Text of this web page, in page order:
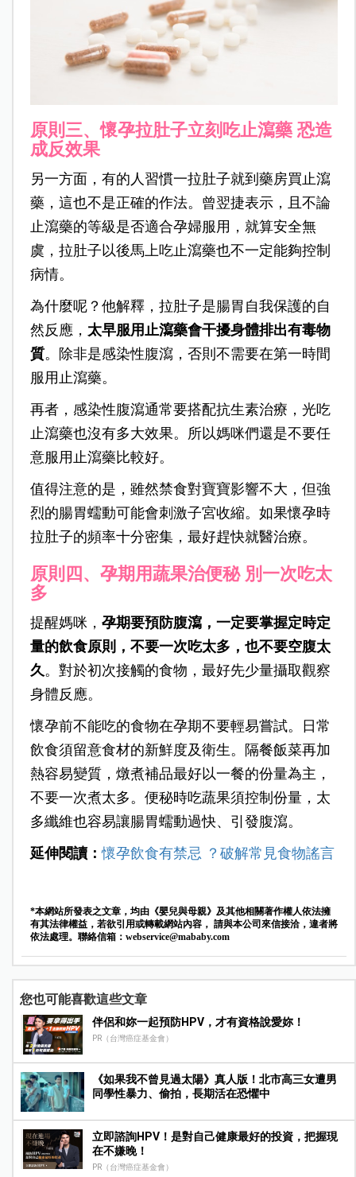
原則三、懷孕拉肚子立刻吃止瀉藥 恐造
成反效果
另一方面，有的人習慣一拉肚子就到藥房買止瀉
藥，這也不是正確的作法。曾翌捷表示，且不論
止瀉藥的等級是否適合孕婦服用，就算安全無
虞，拉肚子以後馬上吃止瀉藥也不一定能夠控制
病情。
為什麼呢？他解釋，拉肚子是腸胃自我保護的自
然反應， 太早服用止瀉藥會干擾身體排出有毒物
質。除非是感染性腹瀉，否則不需要在第一時間
服用止瀉藥。
再者，感染性腹瀉通常要搭配抗生素治療，光吃
止瀉藥也沒有多大效果。所以媽咪們還是不要任
意服用止瀉藥比較好。
值得注意的是，雖然禁食對寶寶影響不大，但強
烈的腸胃蠕動可能會刺激子宮收縮。如果懷孕時
拉肚子的頻率十分密集，最好趕快就醫治療。
原則四、孕期用蔬果治便秘 別一次吃太
多
提醒媽咪， 孕期要預防腹瀉，一定要掌握定時定
量的飲食原則，不要一次吃太多，也不要空腹太
久。對於初次接觸的食物，最好先少量攝取觀察
身體反應。
懷孕前不能吃的食物在孕期不要輕易嘗試。日常
飲食須留意食材的新鮮度及衛生。隔餐飯菜再加
熱容易變質，燉煮補品最好以一餐的份量為主，
不要一次煮太多。便秘時吃蔬果須控制份量，太
多纖維也容易讓腸胃蠕動過快、引發腹瀉。
延伸閱讀：懷孕飲食有禁忌 ？破解常見食物謠言
*本網站所發表之文章，均由《嬰兒與母親》及其他相關著作權人依法擁
有其法律權益，若欲引用或轉載網站內容， 請與本公司來信接洽，違者將
依法處理。聯絡信箱： webservice@mababy.com
您也可能喜歡這些文章
伴侶和妳一起預防HPV，才有資格說愛妳！
PR（台灣癌症基金會）
《如果我不曾見過太陽》真人版！北市高三女遭男
同學性暴力、偷拍，長期活在恐懼中
立即諮詢HPV！是對自己健康最好的投資，把握現
在不嫌晚！
PR（台灣癌症基金會）